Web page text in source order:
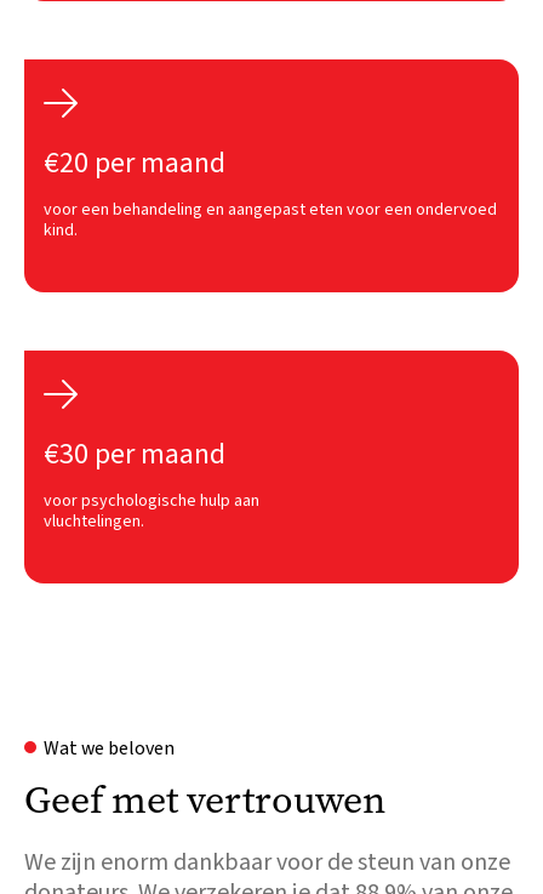

€20 per maand
voor een behandeling en aangepast eten voor een ondervoed
kind.

€30 per maand
voor psychologische hulp aan
vluchtelingen.
Wat we beloven
Geef met vertrouwen
We zijn enorm dankbaar voor de steun van onze